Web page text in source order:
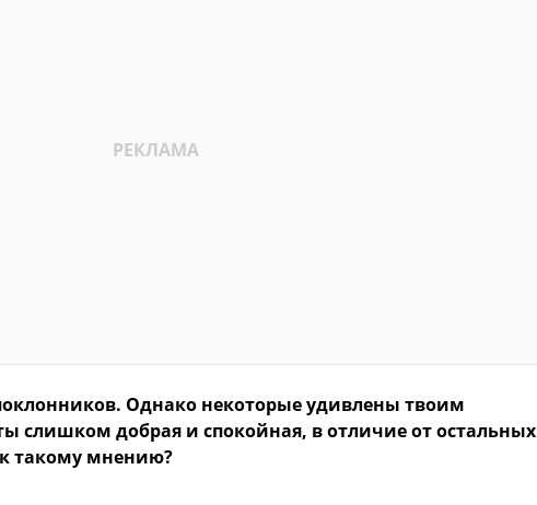
Однако некоторые удивлены твоим
слишком добрая и спокойная, в отличие от остальных
такому мнению?